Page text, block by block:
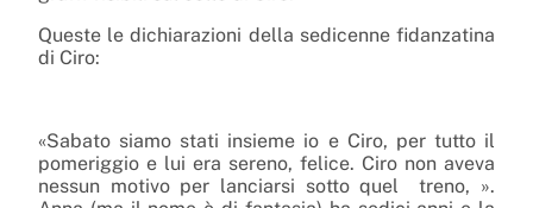
Queste le dichiarazioni della sedicenne fidanzatina
di Ciro:
«Sabato siamo stati insieme io e Ciro, per tutto il
pomeriggio e lui era sereno, felice. Ciro non aveva
nessun motivo per lanciarsi sotto quel treno, ».